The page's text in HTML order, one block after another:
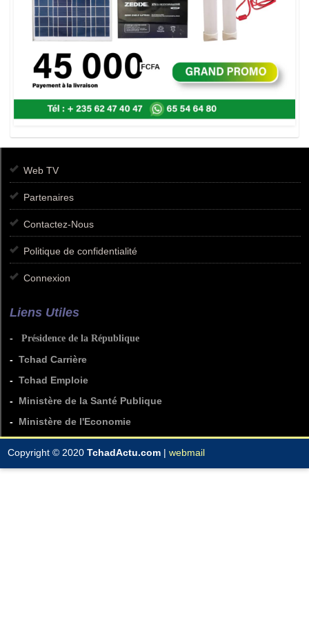
Web TV
Partenaires
Contactez-Nous
Politique de confidentialité
Connexion
Liens Utiles
- Présidence de la République
- Tchad Carrière
- Tchad Emploie
- Ministère de la Santé Publique
- Ministère de l'Economie
Copyright © 2020 TchadActu.com | webmail